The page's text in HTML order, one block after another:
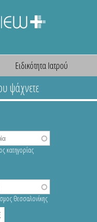
κατηγορίας
Θεσσαλονίκης